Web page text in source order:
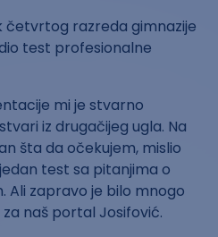
četvrtog razreda gimnazije
test profesionalne
mi je stvarno
iz drugačijeg ugla. Na
šta da očekujem, mislio
test sa pitanjima o
Ali zapravo je bilo mnogo
naš portal Josifović.